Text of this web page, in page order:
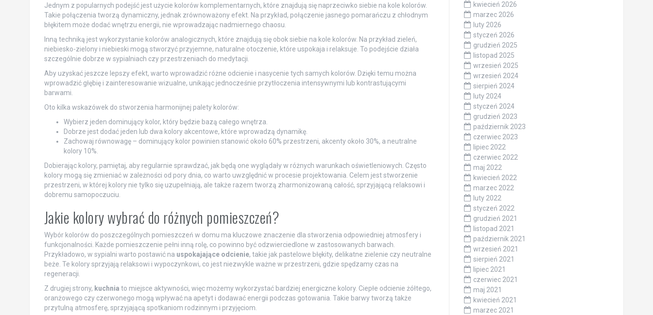
Jednym z popularnych podejść jest użycie kolorów komplementarnych, które znajdują się naprzeciwko siebie na kole kolorów.
Takie połączenia tworzą dynamiczny, jednak zrównoważony efekt. Na przykład, połączenie jasnego pomarańczu z chłodnym
błękitem może dodać wnętrzu energii, nie wprowadzając nadmiernego chaosu.
Inną techniką jest wykorzystanie kolorów analogicznych, które znajdują się obok siebie na kole kolorów. Na przykład zieleń,
niebiesko-zielony i niebieski mogą stworzyć przyjemne, naturalne otoczenie, które uspokaja i relaksuje. To podejście działa
szczególnie dobrze w sypialniach czy przestrzeniach do medytacji.
Aby uzyskać jeszcze lepszy efekt, warto wprowadzić różne odcienie i nasycenie tych samych kolorów. Dzięki temu można
wprowadzić głębię i zainteresowanie wizualne, unikając jednocześnie przytłoczenia intensywnymi lub kontrastującymi
barwami.
Oto kilka wskazówek do stworzenia harmonijnej palety kolorów:
Wybierz jeden dominujący kolor, który będzie bazą całego wnętrza.
Dobrze jest dodać jeden lub dwa kolory akcentowe, które wprowadzą dynamikę.
Zachowaj równowagę – dominujący kolor powinien stanowić około 60% przestrzeni, akcenty około 30%, a neutralne
kolory 10%.
Dobierając kolory, pamiętaj, aby regularnie sprawdzać, jak będą one wyglądały w różnych warunkach oświetleniowych. Często
kolory mogą się zmieniać w zależności od pory dnia, co warto uwzględnić w procesie projektowania. Celem jest stworzenie
przestrzeni, w której kolory nie tylko się uzupełniają, ale także razem tworzą zharmonizowaną całość, sprzyjającą relaksowi i
dobremu samopoczuciu.
Jakie kolory wybrać do różnych pomieszczeń?
Wybór kolorów do poszczególnych pomieszczeń w domu ma kluczowe znaczenie dla stworzenia odpowiedniej atmosfery i
funkcjonalności. Każde pomieszczenie pełni inną rolę, co powinno być odzwierciedlone w zastosowanych barwach.
Przykładowo, w sypialni warto postawić na uspokajające odcienie, takie jak pastelowe błękity, delikatne zielenie czy neutralne
beże. Te kolory sprzyjają relaksowi i wypoczynkowi, co jest niezwykle ważne w przestrzeni, gdzie spędzamy czas na
regeneracji.
Z drugiej strony, kuchnia to miejsce aktywności, więc możemy wykorzystać bardziej energiczne kolory. Ciepłe odcienie żółtego,
oranżowego czy czerwonego mogą wpływać na apetyt i dodawać energii podczas gotowania. Takie barwy tworzą także
przytulną atmosferę, sprzyjającą spotkaniom rodzinnym i przyjęciom.
kwiecień 2026
marzec 2026
luty 2026
styczeń 2026
grudzień 2025
listopad 2025
wrzesień 2025
wrzesień 2024
sierpień 2024
luty 2024
styczeń 2024
grudzień 2023
październik 2023
czerwiec 2023
lipiec 2022
czerwiec 2022
maj 2022
kwiecień 2022
marzec 2022
luty 2022
styczeń 2022
grudzień 2021
listopad 2021
październik 2021
wrzesień 2021
sierpień 2021
lipiec 2021
czerwiec 2021
maj 2021
kwiecień 2021
marzec 2021